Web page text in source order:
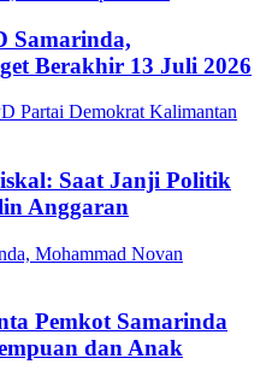
Samarinda,
Berakhir 13 Juli 2026
Saat Janji Politik
Anggaran
Pemkot Samarinda
dan Anak